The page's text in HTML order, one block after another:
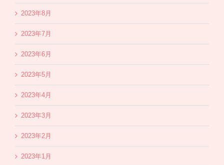
2023年8月
2023年7月
2023年6月
2023年5月
2023年4月
2023年3月
2023年2月
2023年1月